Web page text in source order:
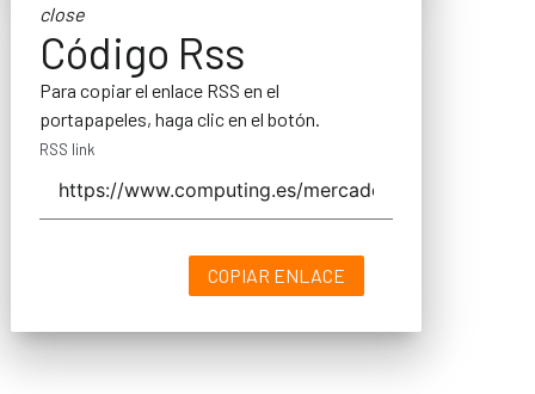
close
Código Rss
Para copiar el enlace RSS en el
portapapeles, haga clic en el botón.
RSS link
COPIAR ENLACE